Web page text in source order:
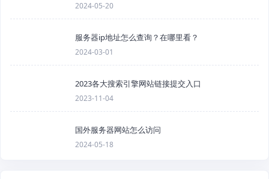
2024-05-20
服务器ip地址怎么查询？在哪里看？
2024-03-01
2023各大搜索引擎网站链接提交入口
2023-11-04
国外服务器网站怎么访问
2024-05-18